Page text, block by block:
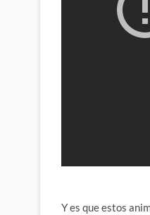
Y es que estos